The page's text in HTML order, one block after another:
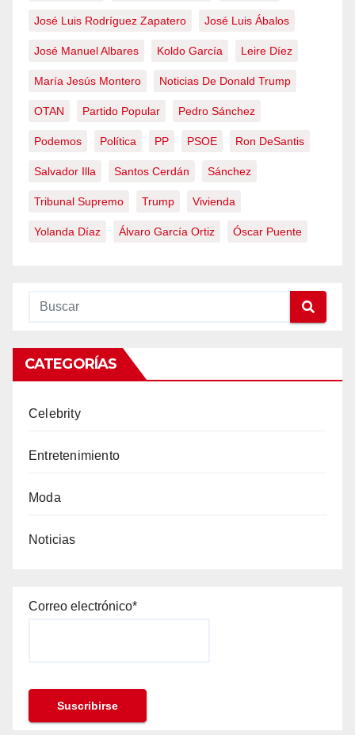
José Luis Rodríguez Zapatero José Luis Ábalos
José Manuel Albares Koldo García Leire Díez
María Jesús Montero Noticias De Donald Trump
OTAN Partido Popular Pedro Sánchez
Podemos Política PP PSOE Ron DeSantis
Salvador Illa Santos Cerdán Sánchez
Tribunal Supremo Trump Vivienda
Yolanda Díaz Álvaro García Ortiz Óscar Puente
CATEGORÍAS
Celebrity
Entretenimiento
Moda
Noticias
Correo electrónico*